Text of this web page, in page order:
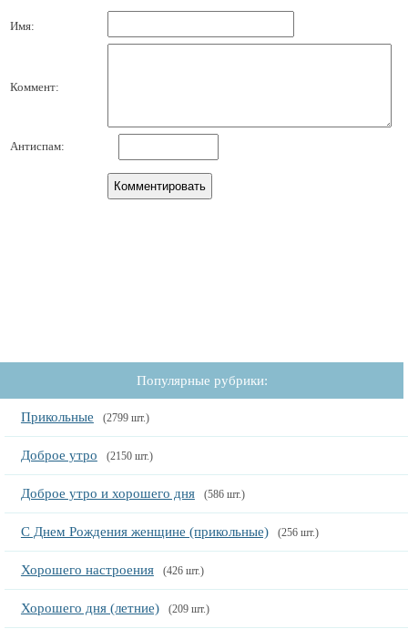
Имя:
Коммент:
Антиспам:
Популярные рубрики:
Прикольные (2799 шт.)
Доброе утро (2150 шт.)
Доброе утро и хорошего дня (586 шт.)
С Днем Рождения женщине (прикольные) (256 шт.)
Хорошего настроения (426 шт.)
Хорошего дня (летние) (209 шт.)